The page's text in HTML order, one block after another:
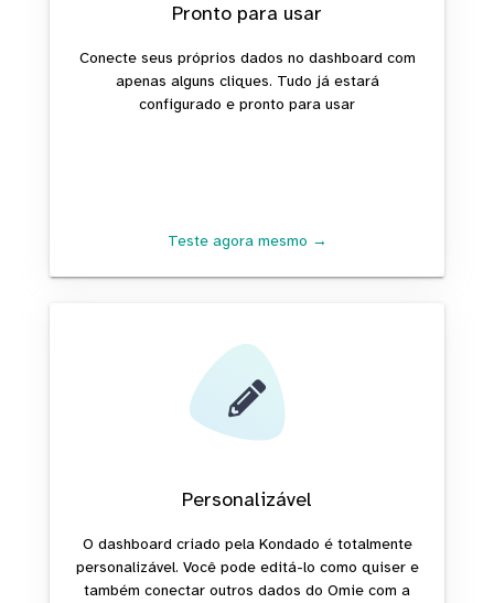
Pronto para usar
Conecte seus próprios dados no dashboard com
apenas alguns cliques. Tudo já estará
configurado e pronto para usar
Teste agora mesmo →
Personalizável
O dashboard criado pela Kondado é totalmente
personalizável. Você pode editá-lo como quiser e
também conectar outros dados do Omie com a